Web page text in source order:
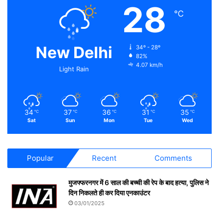
New Delhi
Light Rain
28 ℃
34º - 28º
82%
4.07 km/h
34 ℃
Sat
37 ℃
Sun
36 ℃
Mon
31 ℃
Tue
35 ℃
Wed
Popular Recent Comments
मुजफ्फरनगर में 6 साल की बच्ची की रेप के बाद हत्या, पुलिस ने
दिन निकलते ही कर दिया एनकाउंटर
03/01/2025